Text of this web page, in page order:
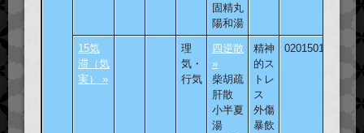
固精丸
陽和湯
15気
滞（気
実） »
理
気・
行気
四逆散
»
柴胡疏
肝散
小半夏
湯
精神
的ス
トレ
ス
外傷
暴飲
020150101